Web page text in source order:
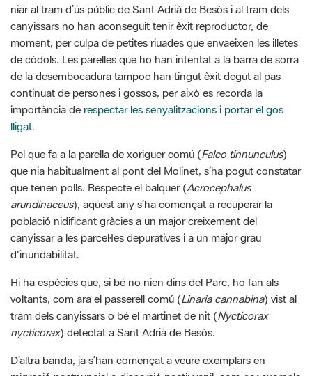
de còdols. Les parelles que ho han intentat a la barra de sorra
de la desembocadura tampoc han tingut èxit degut al pas
continuat de persones i gossos, per això es recorda la
importància derespectar les senyalitzacions i portar el gos
lligat.
Pel que fa a la parella de xoriguer comú (
Falco tinnunculus
que nia habitualment al pont del Molinet, s’ha pogut constatar
que tenen polls. Respecte el balquer (
arundinaceus), aquest any s’ha començat a recuperar la
població nidificant gràcies a un major creixement del
canyissar a les parcel·les depuratives i a un major grau
d'inundabilitat.
Hi ha espècies que, si bé no nien dins del Parc, ho fan als
voltants, com ara el passerell comú (
Linaria cannabina
nycticorax) detectat a Sant Adrià de Besòs.
D’altra banda, ja s’han començat a veure exemplars en
migració postnupcial o dispersió postjuvenil, com per exemple
el blauet (
Alcedo atthis
(Tringa ochropus) i un cabusset ( Tachybaptus ruficollis